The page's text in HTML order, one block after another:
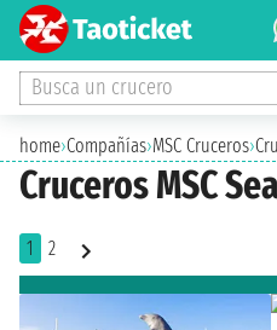
Busca un crucero
home›Compañías›MSC Cruceros›
Cruceros MSC
1 2